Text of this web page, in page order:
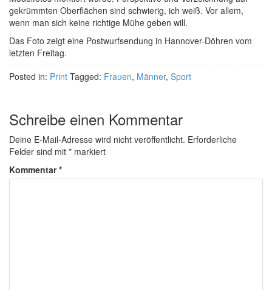
gekrümmten Oberflächen sind schwierig, ich weiß. Vor allem,
wenn man sich keine richtige Mühe geben will.
Das Foto zeigt eine Postwurfsendung in Hannover-Döhren vom
letzten Freitag.
Posted in: Print Tagged: Frauen, Männer, Sport
Schreibe einen Kommentar
Deine E-Mail-Adresse wird nicht veröffentlicht. Erforderliche
Felder sind mit * markiert
Kommentar*